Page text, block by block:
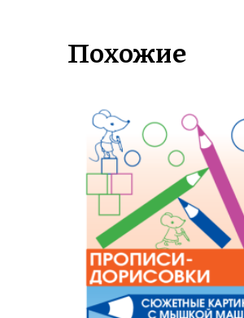
Похожие